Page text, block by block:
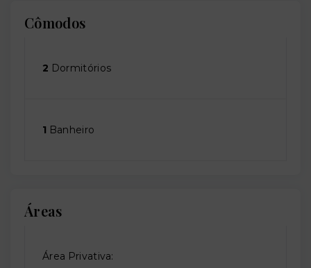
Cômodos
2 Dormitórios
1 Banheiro
Áreas
Área Privativa: